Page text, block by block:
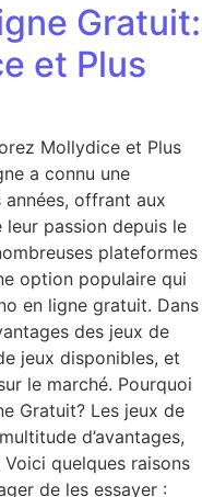
Gratuit:
et Plus
Mollydice et Plus
a connu une
offrant aux
passion depuis le
plateformes
option populaire qui
en ligne gratuit. Dans
des jeux de
jeux disponibles, et
le marché. Pourquoi
Gratuit? Les jeux de
d’avantages,
quelques raisons
de les essayer :